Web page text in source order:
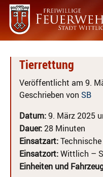
Tierrettung
Veröffentlicht am 9.
Geschrieben von SB
Datum:9. März 2025
Dauer:28 Minuten
Einsatzart:
Einsatzort:Wittlich –
Einheiten und